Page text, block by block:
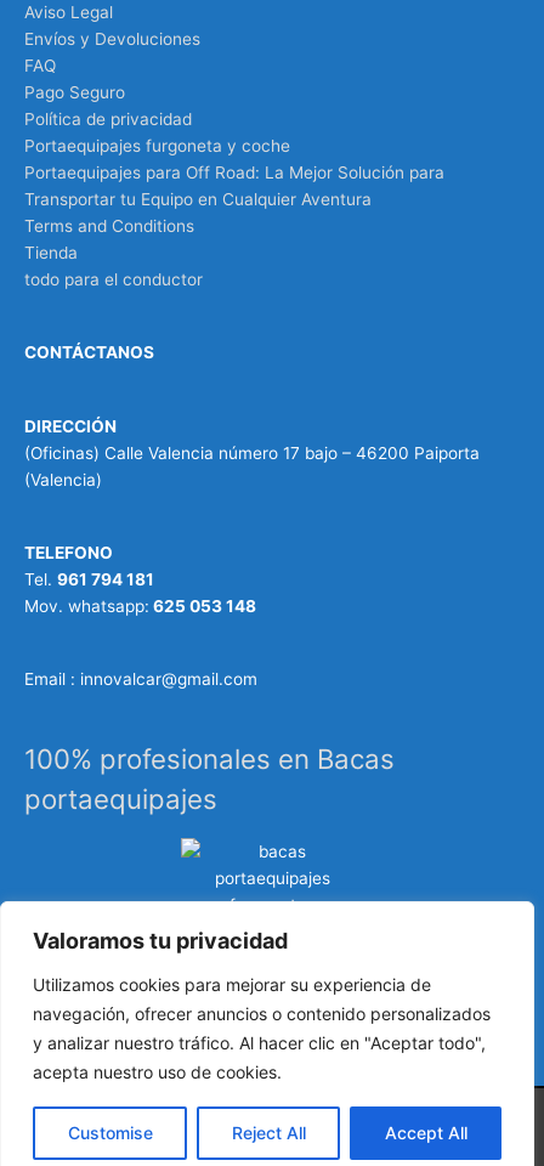
Valoramos tu privacidad
Utilizamos cookies para mejorar su experiencia de
navegación, ofrecer anuncios o contenido personalizados
y analizar nuestro tráfico. Al hacer clic en "Aceptar todo",
acepta nuestro uso de cookies.
Customise Reject All Accept All
Aviso Legal
Envíos y Devoluciones
FAQ
Pago Seguro
Política de privacidad
Portaequipajes furgoneta y coche
Portaequipajes para Off Road: La Mejor Solución para
Transportar tu Equipo en Cualquier Aventura
Terms and Conditions
Tienda
todo para el conductor
CONTÁCTANOS
DIRECCIÓN
(Oficinas) Calle Valencia número 17 bajo – 46200 Paiporta
(Valencia)
TELEFONO
Tel. 961 794 181
Mov. whatsapp: 625 053 148
Email : innovalcar@gmail.com
100% profesionales en Bacas
portaequipajes
industriales, barras de techo, carrocería, etc…
Copyright © 2024Todo para la furgoneta